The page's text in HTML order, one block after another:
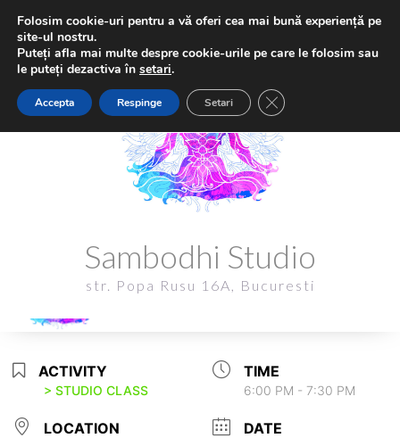
Sambodhi Studio
str. Popa Rusu 16A, Bucuresti
Sambodhi Studio
ACTIVITY
> STUDIO CLASS
TIME
6:00 PM - 7:30 PM
LOCATION DATE
Folosim cookie-uri pentru a vă oferi cea mai bună experiență pe
site-ul nostru.
Puteți afla mai multe despre cookie-urile pe care le folosim sau
le puteți dezactiva în setari.
Accepta Respinge Setari Close GDPR Cookie